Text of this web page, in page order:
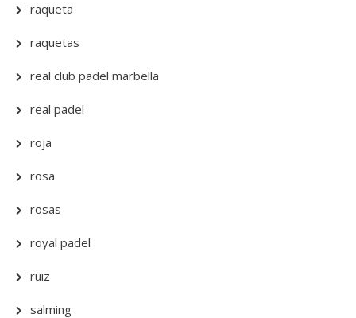
raqueta
raquetas
real club padel marbella
real padel
roja
rosa
rosas
royal padel
ruiz
salming